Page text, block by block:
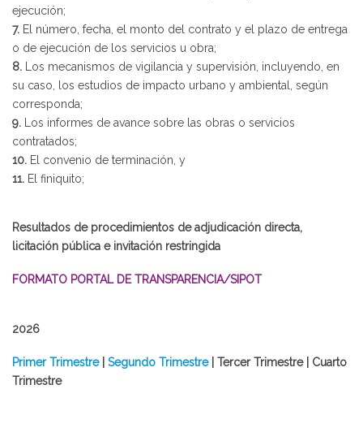
ejecución;
7. El número, fecha, el monto del contrato y el plazo de entrega
o de ejecución de los servicios u obra;
8. Los mecanismos de vigilancia y supervisión, incluyendo, en
su caso, los estudios de impacto urbano y ambiental, según
corresponda;
9. Los informes de avance sobre las obras o servicios
contratados;
10. El convenio de terminación, y
11. El finiquito;
Resultados de procedimientos de adjudicación directa,
licitación pública e invitación restringida
FORMATO PORTAL DE TRANSPARENCIA/SIPOT
2026
​Primer Trimestre| Segundo Trimestre| Tercer Trimestre | Cuarto
Trimestre